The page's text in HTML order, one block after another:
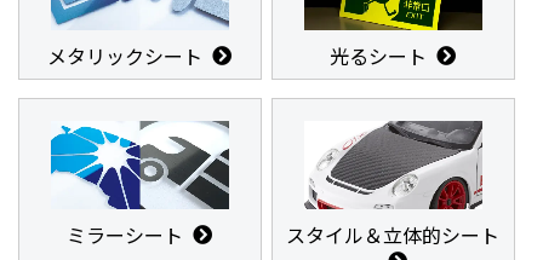
メタリックシート 光るシート
ミラーシート スタイル＆立体的シート